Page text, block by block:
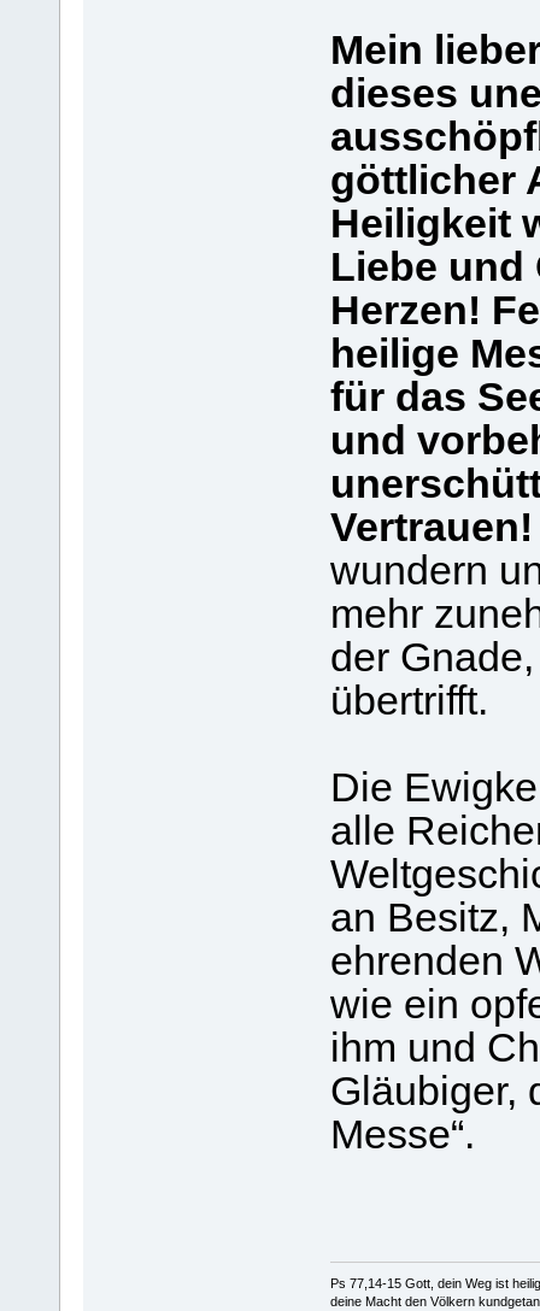
Mein
dieses
göttlicher
Heiligkeit
Liebe und
Herzen!
heilige
für das
und
wundern
mehr
der
übertrifft.
Die
alle
an Besitz,
ehrenden
wie ein
ihm und
Gläubiger,
Messe“.
Ps 77,14-15 Gott, dein Weg ist
deine Macht den Völkern